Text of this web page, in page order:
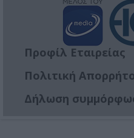
Προφίλ Εταιρείας
Πολιτική
Δήλωση